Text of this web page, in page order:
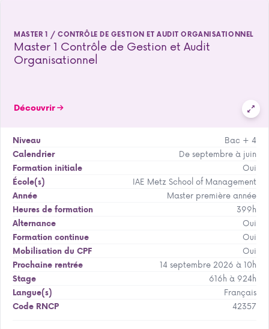
MASTER 1 / CONTRÔLE DE GESTION ET AUDIT ORGANISATIONNEL
Master 1 Contrôle de Gestion et Audit
Organisationnel
Découvrir
Niveau
Bac + 4
Calendrier
De septembre à juin
Formation initiale
Oui
École(s)
IAE Metz School of Management
Année
Master première année
Heures de formation
399h
Alternance
Oui
Formation continue
Oui
Mobilisation du CPF
Oui
Prochaine rentrée
14 septembre 2026 à 10h
Stage
616h à 924h
Langue(s)
Français
Code RNCP
42357